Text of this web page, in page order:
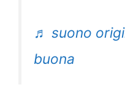
♬ suono
buona